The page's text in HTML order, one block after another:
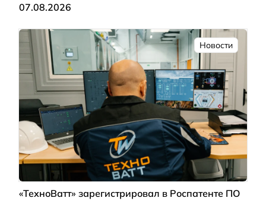
07.08.2026
Новости
«ТехноВатт» зарегистрировал в Роспатенте ПО